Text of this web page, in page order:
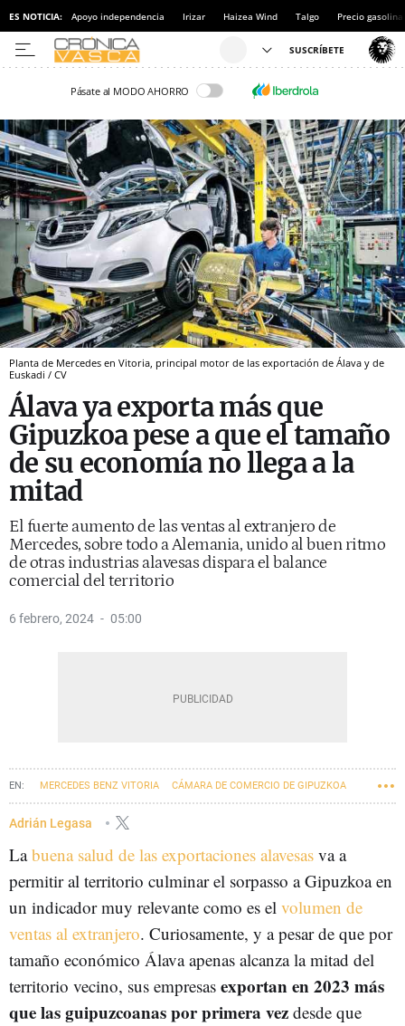
ES NOTICIA: Apoyo independencia Irizar Haizea Wind Talgo Precio gasolina
Pásate al MODO AHORRO
Planta de Mercedes en Vitoria, principal motor de las exportación de Álava y de
Euskadi / CV
Álava ya exporta más que
Gipuzkoa pese a que el tamaño
de su economía no llega a la
mitad
El fuerte aumento de las ventas al extranjero de
Mercedes, sobre todo a Alemania, unido al buen ritmo
de otras industrias alavesas dispara el balance
comercial del territorio
6 febrero, 2024 05:00
MERCEDES BENZ VITORIA CÁMARA DE COMERCIO DE GIPUZKOA
CÁMARA DE COMERCIO DE ÁLAVA
Adrián Legasa
Labuena salud de las exportaciones alavesas va a
permitir al territorio culminar el sorpasso a Gipuzkoa en
un indicador muy relevante como es el volumen de
ventas al extranjero. Curiosamente, y a pesar de que por
tamaño económico Álava apenas alcanza la mitad del
territorio vecino, sus empresas exportan en 2023 más
que las guipuzcoanas por primera vez desde que